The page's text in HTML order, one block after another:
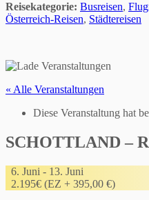
Reisekategorie: Busreisen,
Österreich-Reisen, Städtereisen
« Alle Veranstaltungen
Diese Veranstaltung hat
SCHOTTLAND –
6. Juni - 13. Juni
2.195€ (EZ + 395,00 €)